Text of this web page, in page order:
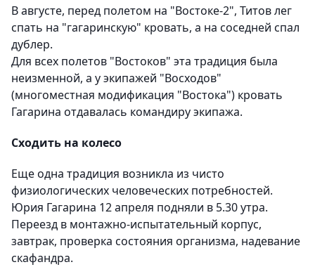
В августе, перед полетом на "Востоке-2", Титов лег
спать на "гагаринскую" кровать, а на соседней спал
дублер.
Для всех полетов "Востоков" эта традиция была
неизменной, а у экипажей "Восходов"
(многоместная модификация "Востока") кровать
Гагарина отдавалась командиру экипажа.
Сходить на колесо
Еще одна традиция возникла из чисто
физиологических человеческих потребностей.
Юрия Гагарина 12 апреля подняли в 5.30 утра.
Переезд в монтажно-испытательный корпус,
завтрак, проверка состояния организма, надевание
скафандра.